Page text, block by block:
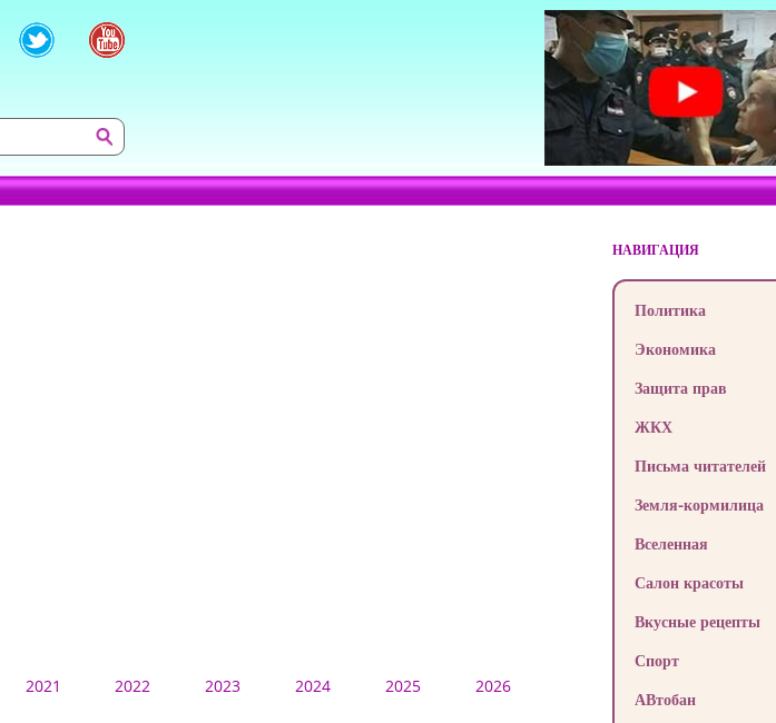
2021 2022 2023 2024 2025
2026
НАВИГАЦИЯ
Политика
Экономика
Защита прав
ЖКХ
Письма читателей
Земля-кормилица
Вселенная
Салон красоты
Вкусные рецепты
Спорт
АВтобан